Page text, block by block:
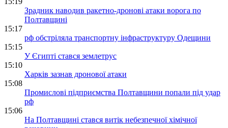
Зрадник наводив ракетно-дронові атаки ворога по
Полтавщині
15:17
рф обстріляла транспортну інфраструктуру Одещини
15:15
У Єгипті стався землетрус
15:10
Харків зазнав дронової атаки
15:08
Промислові підприємства Полтавщини попали під удар
рф
15:06
На Полтавщині стався витік небезпечної хімічної